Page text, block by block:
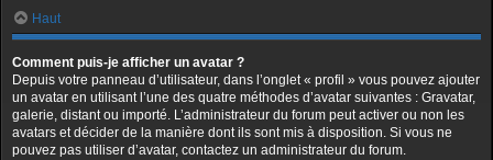
Haut
Comment puis-je afficher un avatar ?
Depuis votre panneau d’utilisateur, dans l’onglet « profil » vous pouvez ajouter
un avatar en utilisant l’une des quatre méthodes d’avatar suivantes : Gravatar,
galerie, distant ou importé. L’administrateur du forum peut activer ou non les
avatars et décider de la manière dont ils sont mis à disposition. Si vous ne
pouvez pas utiliser d’avatar, contactez un administrateur du forum.